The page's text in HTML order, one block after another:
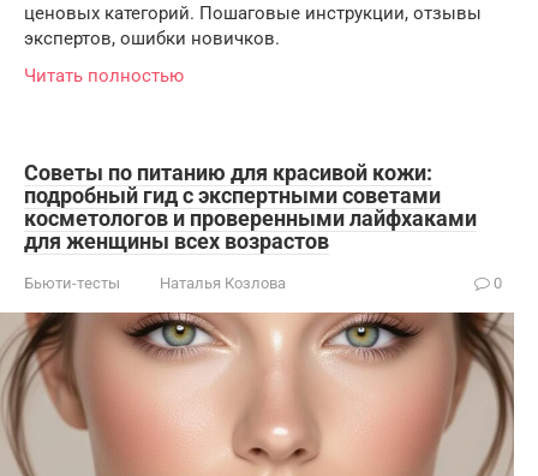
ценовых категорий. Пошаговые инструкции, отзывы
экспертов, ошибки новичков.
Читать полностью
Советы по питанию для красивой кожи:
подробный гид с экспертными советами
косметологов и проверенными лайфхаками
для женщины всех возрастов
Бьюти-тесты Наталья Козлова 0